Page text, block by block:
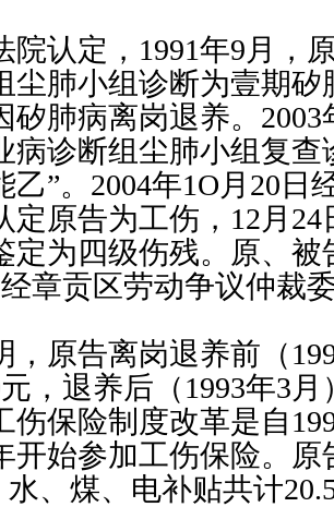
认定，1991年9月，
尘肺小组诊断为壹期矽
矽肺病离岗退养。
病诊断组尘肺小组复查
乙”。2004年1O月20日
定原告为工伤，12月
定为四级伤残。原、
章贡区劳动争议仲裁
原告离岗退养前（
，退养后（1993年3月
伤保险制度改革是自
开始参加工伤保险。
水、煤、电补贴共计